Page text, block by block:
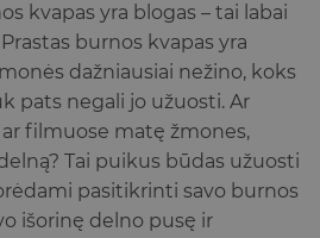
kvapas yra blogas – tai labai
burnos kvapas yra
dažniausiai nežino, koks
pats negali jo užuosti. Ar
filmuose matę žmones,
Tai puikus būdas užuosti
pasitikrinti savo burnos
išorinę delno pusę ir